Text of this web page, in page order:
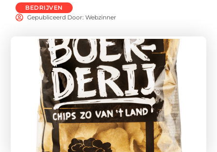
BEDRIJVEN
Gepubliceerd Door: Webzinner